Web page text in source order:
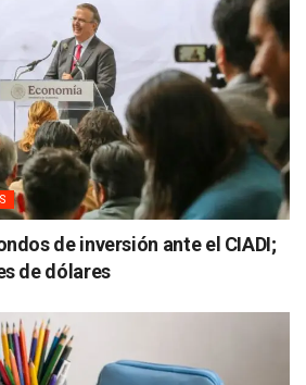
de inversión ante el CIADI;
de dólares